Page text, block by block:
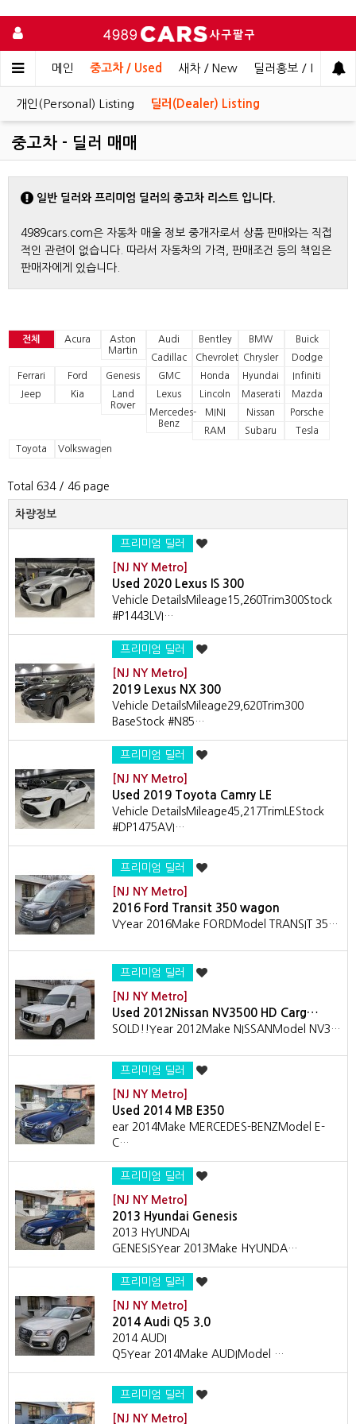
메인 중고차 / Used 새차 / New 딜러홍보 / Dealer
개인(Personal) Listing 딜러(Dealer) Listing
중고차 - 딜러 매매
일반 딜러와 프리미엄 딜러의 중고차 리스트 입니다.
4989cars.com은 자동차 매울 정보 중개자로서 상품 판매와는 직접
적인 관련이 없습니다. 따라서 자동차의 가격, 판매조건 등의 책임은
판매자에게 있습니다.
전체 Acura
Aston
Martin
Audi Bentley BMW
Buick
Cadillac
Chevrolet Chrysler
Dodge
Ferrari
Ford Genesis GMC Honda Hyundai
Infiniti
Jeep
Kia
Land
Rover
Lexus Lincoln Maserati
Mazda
Mercedes-
Benz
MINI Nissan
Porsche
RAM
Subaru
Tesla
Toyota
Volkswagen
Total 634/ 46 page
차량정보
프리미엄 딜러
[NJ NY Metro]
Used 2020 Lexus IS 300
Vehicle DetailsMileage15,260Trim300Stock
#P1443LVI…
프리미엄 딜러
[NJ NY Metro]
2019 Lexus NX 300
Vehicle DetailsMileage29,620Trim300
BaseStock #N85…
프리미엄 딜러
[NJ NY Metro]
Used 2019 Toyota Camry LE
Vehicle DetailsMileage45,217TrimLEStock
#DP1475AVI…
프리미엄 딜러
[NJ NY Metro]
2016 Ford Transit 350 wagon
VYear 2016Make FORDModel TRANSIT 35…
프리미엄 딜러
[NJ NY Metro]
Used 2012Nissan NV3500 HD Carg…
SOLD!!Year 2012Make NISSANModel NV3…
프리미엄 딜러
[NJ NY Metro]
Used 2014 MB E350
ear 2014Make MERCEDES-BENZModel E-
C…
프리미엄 딜러
[NJ NY Metro]
2013 Hyundai Genesis
2013 HYUNDAI
GENESISYear 2013Make HYUNDA…
프리미엄 딜러
[NJ NY Metro]
2014 Audi Q5 3.0
2014 AUDI
Q5Year 2014Make AUDIModel …
프리미엄 딜러
[NJ NY Metro]